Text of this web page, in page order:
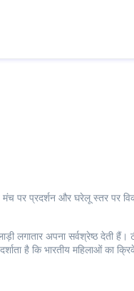
मंच पर प्रदर्शन और घरेलू स्तर पर
लगातार अपना सर्वश्रेष्ठ देती
है कि भारतीय महिलाओं का